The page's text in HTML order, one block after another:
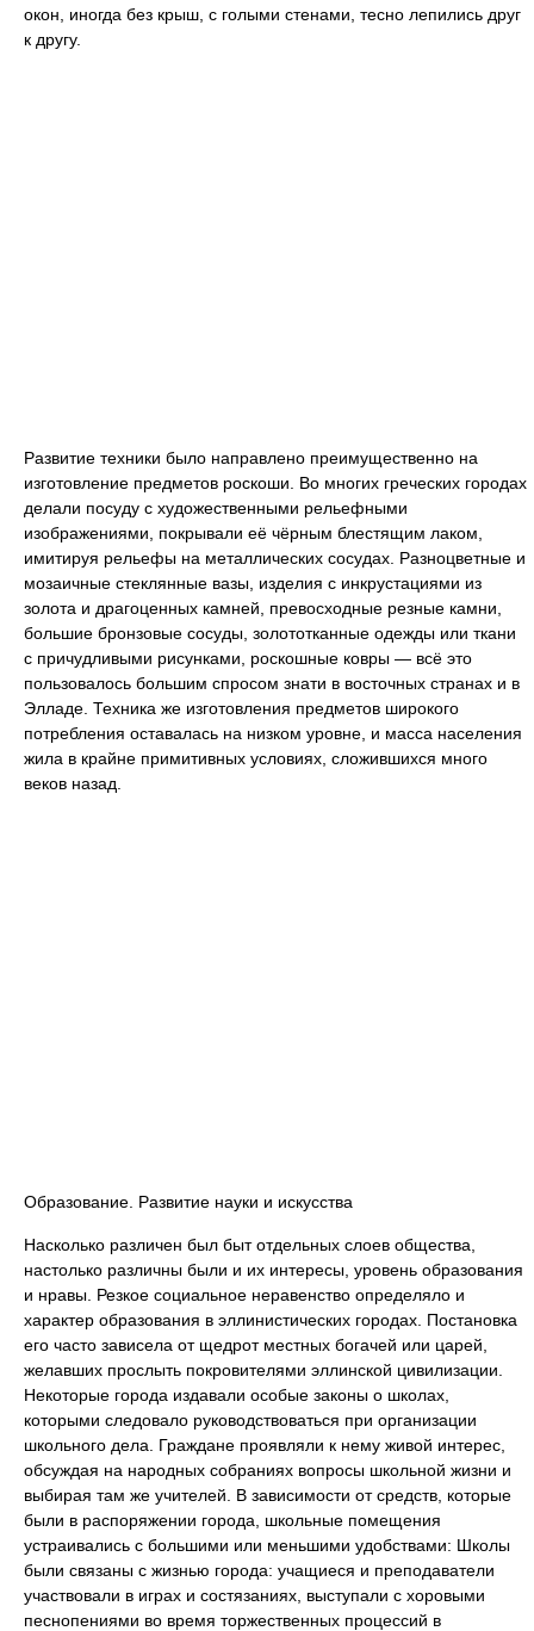
окон, иногда без крыш, с голыми стенами, тесно лепились друг
к другу.
Развитие техники было направлено преимущественно на
изготовление предметов роскоши. Во многих греческих городах
делали посуду с художественными рельефными
изображениями, покрывали её чёрным блестящим лаком,
имитируя рельефы на металлических сосудах. Разноцветные и
мозаичные стеклянные вазы, изделия с инкрустациями из
золота и драгоценных камней, превосходные резные камни,
большие бронзовые сосуды, золототканные одежды или ткани
с причудливыми рисунками, роскошные ковры — всё это
пользовалось большим спросом знати в восточных странах и в
Элладе. Техника же изготовления предметов широкого
потребления оставалась на низком уровне, и масса населения
жила в крайне примитивных условиях, сложившихся много
веков назад.
Образование. Развитие науки и искусства
Насколько различен был быт отдельных слоев общества,
настолько различны были и их интересы, уровень образования
и нравы. Резкое социальное неравенство определяло и
характер образования в эллинистических городах. Постановка
его часто зависела от щедрот местных богачей или царей,
желавших прослыть покровителями эллинской цивилизации.
Некоторые города издавали особые законы о школах,
которыми следовало руководствоваться при организации
школьного дела. Граждане проявляли к нему живой интерес,
обсуждая на народных собраниях вопросы школьной жизни и
выбирая там же учителей. В зависимости от средств, которые
были в распоряжении города, школьные помещения
устраивались с большими или меньшими удобствами: Школы
были связаны с жизнью города: учащиеся и преподаватели
участвовали в играх и состязаниях, выступали с хоровыми
песнопениями во время торжественных процессий в